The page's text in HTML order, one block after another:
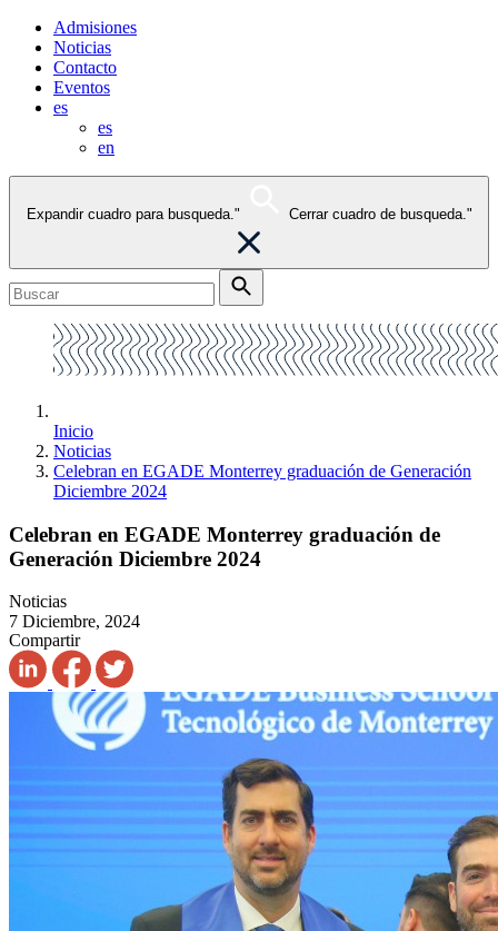
Admisiones
Noticias
Contacto
Eventos
es
es
en
Expandir cuadro para busqueda." Cerrar cuadro de busqueda."
Inicio
Noticias
Celebran en EGADE Monterrey graduación de Generación
Diciembre 2024
Celebran en EGADE Monterrey graduación de
Generación Diciembre 2024
Noticias
7 Diciembre, 2024
Compartir